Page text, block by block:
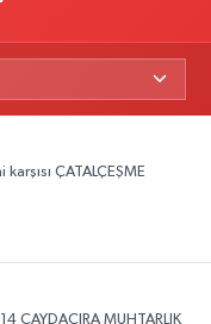
ÇATALÇEŞME
ÇAYDAÇIRA MUHTARLIK